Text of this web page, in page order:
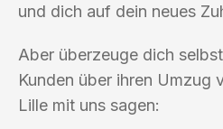
und dich auf dein neues
Aber überzeuge dich
Kunden über ihren Umzug
Lille mit uns sagen: